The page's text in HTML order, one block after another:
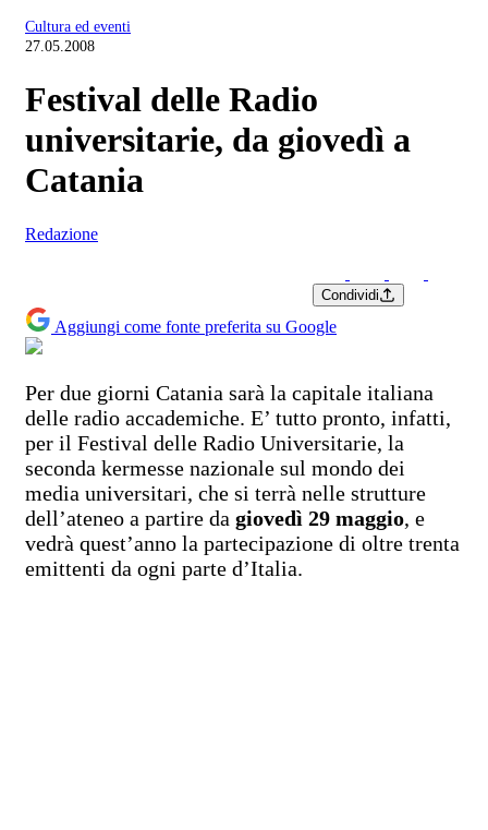
Cultura ed eventi
27.05.2008
Festival delle Radio
universitarie, da giovedì a
Catania
Redazione
Condividi
Aggiungi come fonte preferita su Google
Per due giorni Catania sarà la capitale italiana
delle radio accademiche. E’ tutto pronto, infatti,
per il Festival delle Radio Universitarie, la
seconda kermesse nazionale sul mondo dei
media universitari, che si terrà nelle strutture
dell’ateneo a partire da giovedì 29 maggio, e
vedrà quest’anno la partecipazione di oltre trenta
emittenti da ogni parte d’Italia.